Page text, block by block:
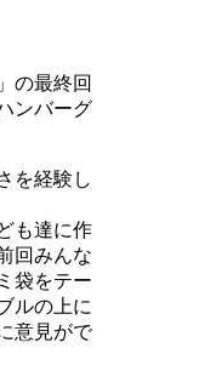
の最終回
ンバーグ
を経験し
も達に作
回みんな
袋をテー
ルの上に
意見がで